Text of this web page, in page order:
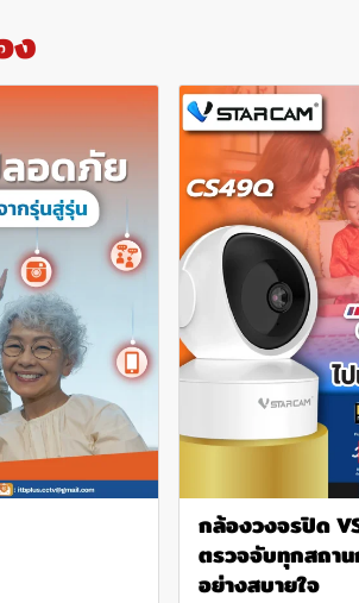
ง
กล้องวงจรปิด
ตรวจจับทุกสถา
อย่างสบายใจ